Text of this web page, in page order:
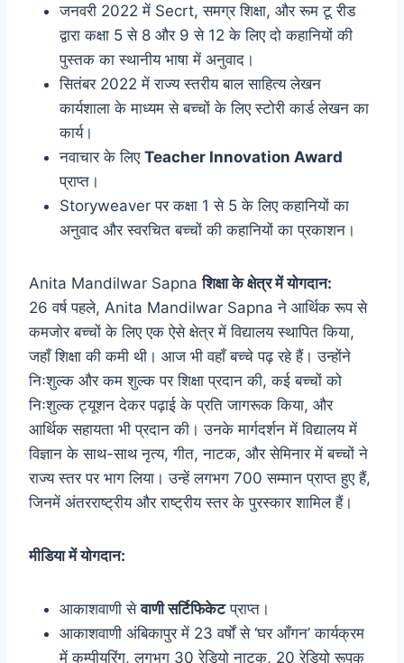
जनवरी 2022 में Secrt, समग्र शिक्षा, और रूम टू रीड
द्वारा कक्षा 5 से 8 और 9 से 12 के लिए दो कहानियों की
पुस्तक का स्थानीय भाषा में अनुवाद।
सितंबर 2022 में राज्य स्तरीय बाल साहित्य लेखन
कार्यशाला के माध्यम से बच्चों के लिए स्टोरी कार्ड लेखन का
कार्य।
नवाचार के लिए Teacher Innovation Award
प्राप्त।
Storyweaver पर कक्षा 1 से 5 के लिए कहानियों का
अनुवाद और स्वरचित बच्चों की कहानियों का प्रकाशन।
Anita Mandilwar Sapnaशिक्षा के क्षेत्र में योगदान:
26 वर्ष पहले, Anita Mandilwar Sapna ने आर्थिक रूप से
कमजोर बच्चों के लिए एक ऐसे क्षेत्र में विद्यालय स्थापित किया,
जहाँ शिक्षा की कमी थी। आज भी वहाँ बच्चे पढ़ रहे हैं। उन्होंने
निःशुल्क और कम शुल्क पर शिक्षा प्रदान की, कई बच्चों को
निःशुल्क ट्यूशन देकर पढ़ाई के प्रति जागरूक किया, और
आर्थिक सहायता भी प्रदान की। उनके मार्गदर्शन में विद्यालय में
विज्ञान के साथ-साथ नृत्य, गीत, नाटक, और सेमिनार में बच्चों ने
राज्य स्तर पर भाग लिया। उन्हें लगभग 700 सम्मान प्राप्त हुए हैं,
जिनमें अंतरराष्ट्रीय और राष्ट्रीय स्तर के पुरस्कार शामिल हैं।
मीडिया में योगदान:
आकाशवाणी सेवाणी सर्टिफिकेटप्राप्त।
आकाशवाणी अंबिकापुर में 23 वर्षों से ‘घर आँगन’ कार्यक्रम
में कम्पीयरिंग, लगभग 30 रेडियो नाटक, 20 रेडियो रूपक